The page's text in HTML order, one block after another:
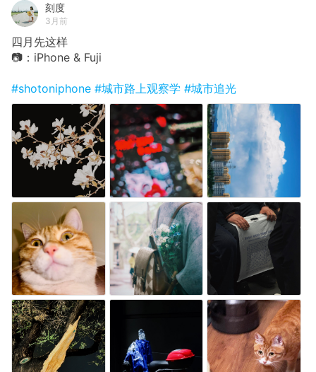
刻度
3月前
四月先这样
📷：iPhone & Fuji
#shotoniphone #城市路上观察学 #城市追光